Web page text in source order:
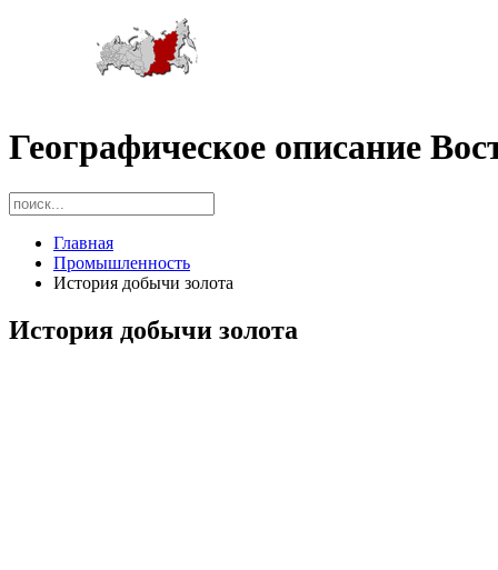
Географическое описание
Главная
Промышленность
История добычи золота
История добычи золота